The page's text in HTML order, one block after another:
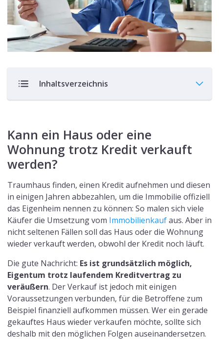
Inhaltsverzeichnis
Kann ein Haus oder eine
Wohnung trotz Kredit verkauft
werden?
Traumhaus finden, einen Kredit aufnehmen und diesen
in einigen Jahren abbezahlen, um die Immobilie offiziell
das Eigenheim nennen zu können: So malen sich viele
Käufer die Umsetzung vom Immobilienkaufaus. Aber in
nicht seltenen Fällen soll das Haus oder die Wohnung
wieder verkauft werden, obwohl der Kredit noch läuft.
Die gute Nachricht: Es ist grundsätzlich möglich,
Eigentum trotz laufendem Kreditvertrag zu
veräußern. Der Verkauf ist jedoch mit einigen
Voraussetzungen verbunden, für die Betroffene zum
Beispiel finanziell aufkommen müssen. Wer ein gerade
gekauftes Haus wieder verkaufen möchte, sollte sich
deshalb mit den möglichen Folgen auseinandersetzen.